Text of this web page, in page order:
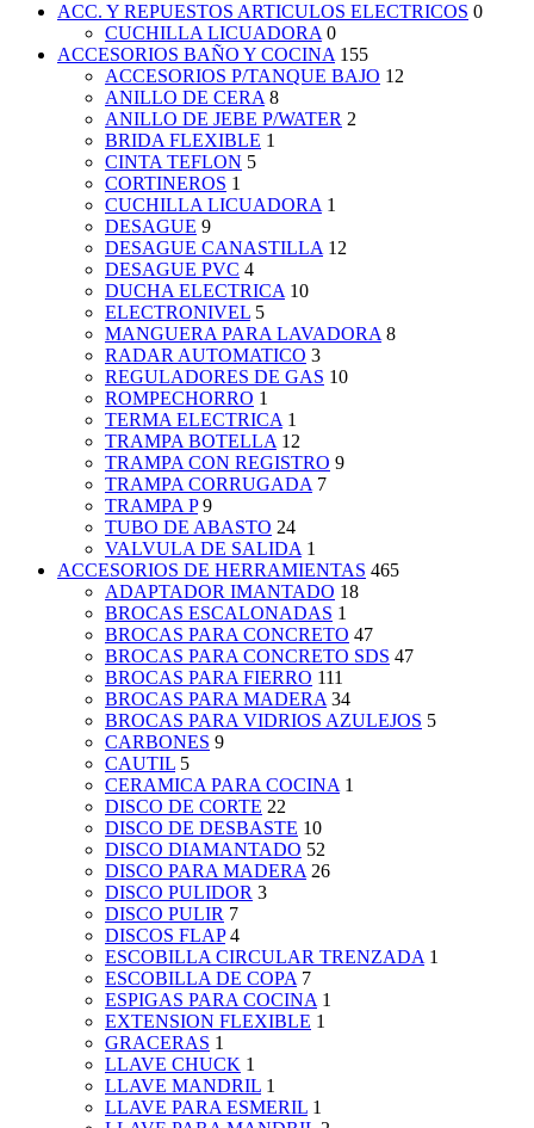
ACC. Y REPUESTOS ARTICULOS ELECTRICOS 0
CUCHILLA LICUADORA 0
ACCESORIOS BAÑO Y COCINA 155
ACCESORIOS P/TANQUE BAJO 12
ANILLO DE CERA 8
ANILLO DE JEBE P/WATER 2
BRIDA FLEXIBLE 1
CINTA TEFLON 5
CORTINEROS 1
CUCHILLA LICUADORA 1
DESAGUE 9
DESAGUE CANASTILLA 12
DESAGUE PVC 4
DUCHA ELECTRICA 10
ELECTRONIVEL 5
MANGUERA PARA LAVADORA 8
RADAR AUTOMATICO 3
REGULADORES DE GAS 10
ROMPECHORRO 1
TERMA ELECTRICA 1
TRAMPA BOTELLA 12
TRAMPA CON REGISTRO 9
TRAMPA CORRUGADA 7
TRAMPA P 9
TUBO DE ABASTO 24
VALVULA DE SALIDA 1
ACCESORIOS DE HERRAMIENTAS 465
ADAPTADOR IMANTADO 18
BROCAS ESCALONADAS 1
BROCAS PARA CONCRETO 47
BROCAS PARA CONCRETO SDS 47
BROCAS PARA FIERRO 111
BROCAS PARA MADERA 34
BROCAS PARA VIDRIOS AZULEJOS 5
CARBONES 9
CAUTIL 5
CERAMICA PARA COCINA 1
DISCO DE CORTE 22
DISCO DE DESBASTE 10
DISCO DIAMANTADO 52
DISCO PARA MADERA 26
DISCO PULIDOR 3
DISCO PULIR 7
DISCOS FLAP 4
ESCOBILLA CIRCULAR TRENZADA 1
ESCOBILLA DE COPA 7
ESPIGAS PARA COCINA 1
EXTENSION FLEXIBLE 1
GRACERAS 1
LLAVE CHUCK 1
LLAVE MANDRIL 1
LLAVE PARA ESMERIL 1